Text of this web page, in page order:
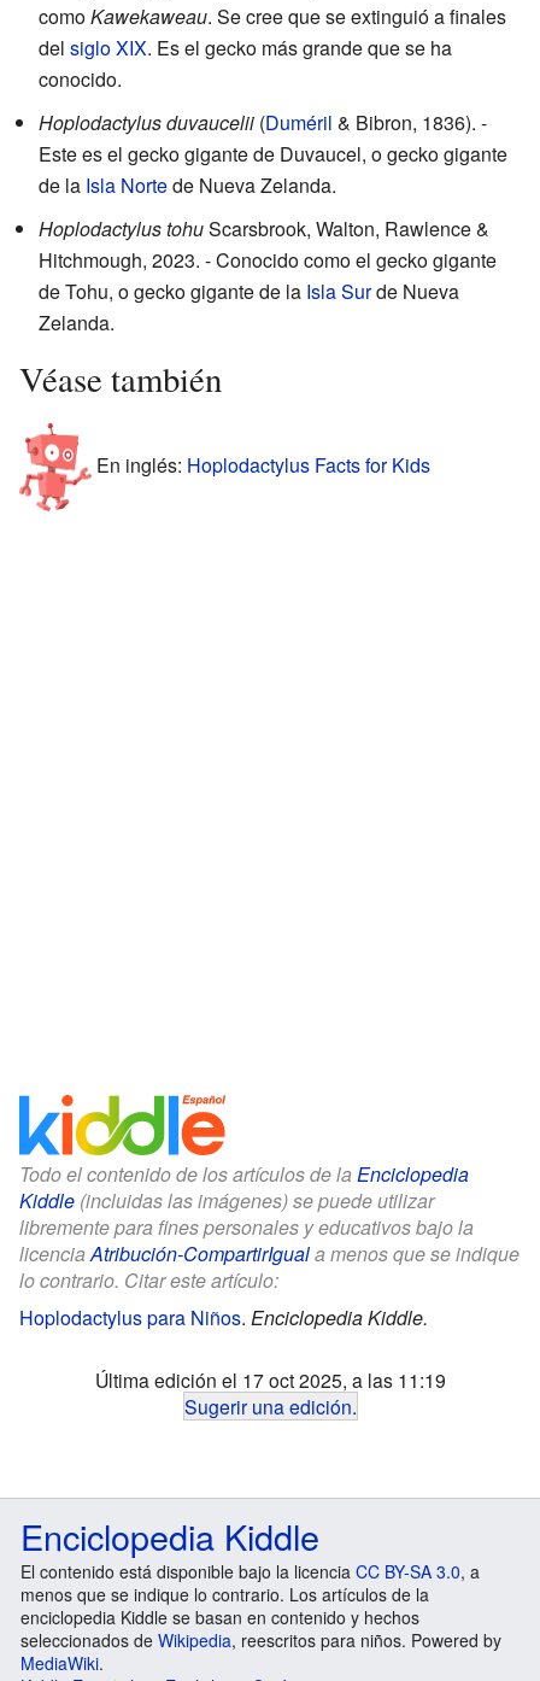
comoKawekaweau. Se cree que se extinguió a finales
del siglo XIX. Es el gecko más grande que se ha
conocido.
Hoplodactylus duvaucelii (Duméril & Bibron, 1836). -
Este es el gecko gigante de Duvaucel, o gecko gigante
de la Isla Nortede Nueva Zelanda.
Hoplodactylus tohuScarsbrook, Walton, Rawlence &
Hitchmough, 2023. - Conocido como el gecko gigante
de Tohu, o gecko gigante de la Isla Surde Nueva
Zelanda.
Véase también
En inglés: Hoplodactylus Facts for Kids
Todo el contenido de los artículos de la Enciclopedia
Kiddle (incluidas las imágenes) se puede utilizar
libremente para fines personales y educativos bajo la
licenciaAtribución-CompartirIguala menos que se indique
lo contrario. Citar este artículo:
Hoplodactylus para Niños. Enciclopedia Kiddle.
Última edición el 17 oct 2025, a las 11:19
Sugerir una edición.
Enciclopedia Kiddle
El contenido está disponible bajo la licencia CC BY-SA 3.0, a
menos que se indique lo contrario. Los artículos de la
enciclopedia Kiddle se basan en contenido y hechos
seleccionados de Wikipedia, reescritos para niños. Powered by
MediaWiki.